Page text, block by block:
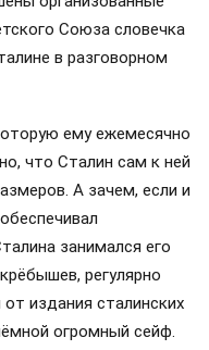
унитазов»,
Эрмитажа на стенах. С
ковры ручной
что эти
роскошью,
любые шаги.
на себя,
первого лица
что вся обстановка в
чердачных стропил…